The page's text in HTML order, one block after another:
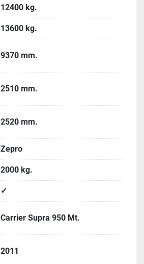
12400 kg.
13600 kg.
9370 mm.
2510 mm.
2520 mm.
Zepro
2000 kg.
✓
Carrier Supra 950 Mt.
2011